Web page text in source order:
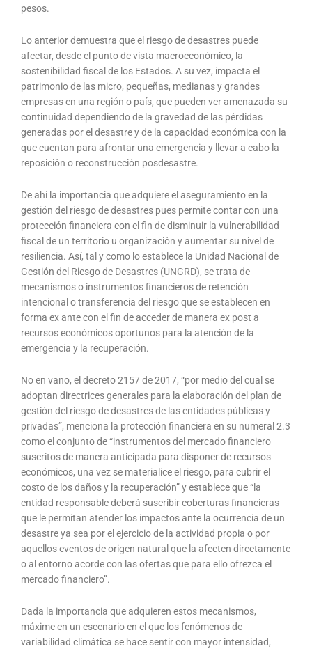
pesos.
Lo anterior demuestra que el riesgo de desastres puede
afectar, desde el punto de vista macroeconómico, la
sostenibilidad fiscal de los Estados. A su vez, impacta el
patrimonio de las micro, pequeñas, medianas y grandes
empresas en una región o país, que pueden ver amenazada su
continuidad dependiendo de la gravedad de las pérdidas
generadas por el desastre y de la capacidad económica con la
que cuentan para afrontar una emergencia y llevar a cabo la
reposición o reconstrucción posdesastre.
De ahí la importancia que adquiere el aseguramiento en la
gestión del riesgo de desastres pues permite contar con una
protección financiera con el fin de disminuir la vulnerabilidad
fiscal de un territorio u organización y aumentar su nivel de
resiliencia. Así, tal y como lo establece la Unidad Nacional de
Gestión del Riesgo de Desastres (UNGRD), se trata de
mecanismos o instrumentos financieros de retención
intencional o transferencia del riesgo que se establecen en
forma ex ante con el fin de acceder de manera ex post a
recursos económicos oportunos para la atención de la
emergencia y la recuperación.
No en vano, el decreto 2157 de 2017, “por medio del cual se
adoptan directrices generales para la elaboración del plan de
gestión del riesgo de desastres de las entidades públicas y
privadas”, menciona la protección financiera en su numeral 2.3
como el conjunto de “instrumentos del mercado financiero
suscritos de manera anticipada para disponer de recursos
económicos, una vez se materialice el riesgo, para cubrir el
costo de los daños y la recuperación” y establece que “la
entidad responsable deberá suscribir coberturas financieras
que le permitan atender los impactos ante la ocurrencia de un
desastre ya sea por el ejercicio de la actividad propia o por
aquellos eventos de origen natural que la afecten directamente
o al entorno acorde con las ofertas que para ello ofrezca el
mercado financiero”.
Dada la importancia que adquieren estos mecanismos,
máxime en un escenario en el que los fenómenos de
variabilidad climática se hace sentir con mayor intensidad,